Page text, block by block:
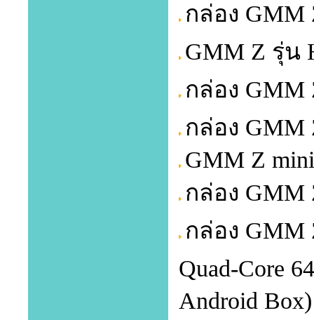
กล่อง GMM
GMM Z รุ่น
กล่อง GMM
กล่อง GMM
GMM Z
กล่อง GMM
กล่อง GMM
Quad-Core
Android